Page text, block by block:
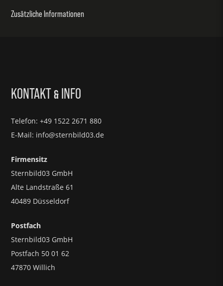
Zusätzliche Informationen
KONTAKT& INFO
Telefon: +49 1522 2671 880
E-Mail: info@sternbild03.de
Firmensitz
Sternbild03 GmbH
Alte Landstraße 61
40489 Düsseldorf
Postfach
Sternbild03 GmbH
Postfach 50 01 62
47870 Willich